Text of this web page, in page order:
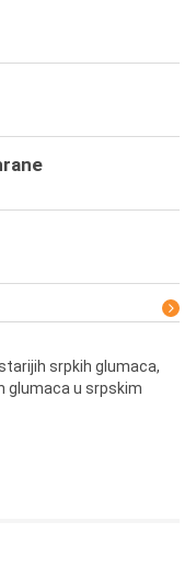
srpkih glumaca,
glumaca u srpskim